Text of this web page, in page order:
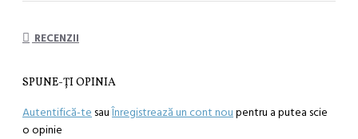
RECENZII
SPUNE-ŢI OPINIA
Autentifică-te sauÎnregistrează un cont nou pentru a putea scie
o opinie